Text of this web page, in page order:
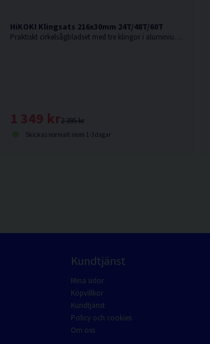
HiKOKI Klingsats 216x30mm 24T/48T/60T
Praktiskt cirkelsågbladset med tre klingor i aluminiumlåda
2 395 kr
1 349 kr
Skickas normalt inom 1-3 dagar
Kundtjänst
Mina sidor
Köpvillkor
Kundtjänst
Policy och cookies
Om oss